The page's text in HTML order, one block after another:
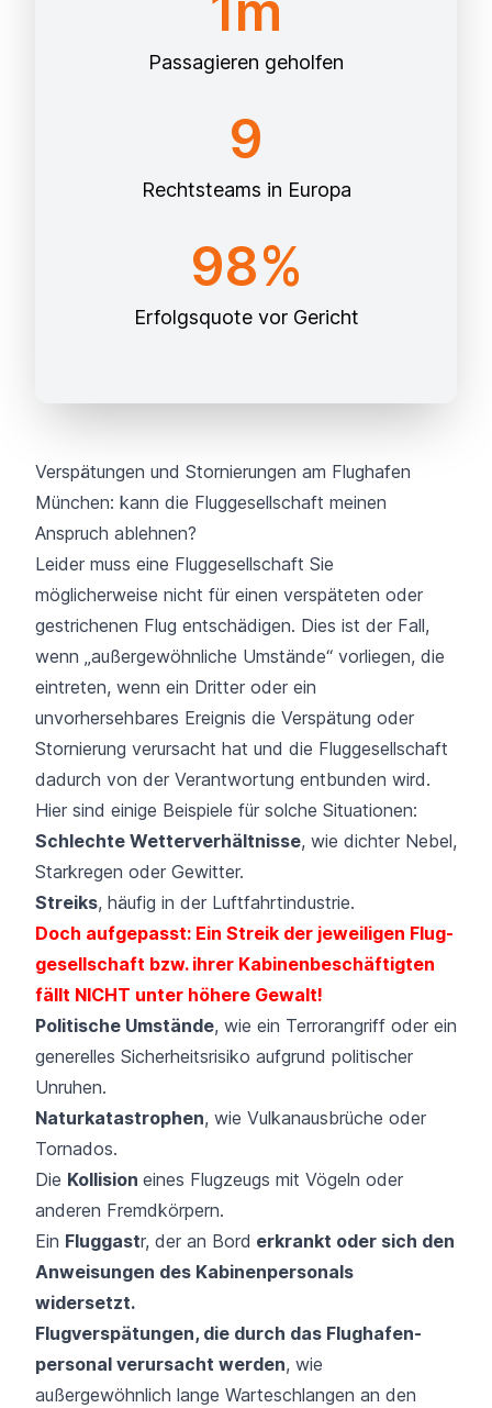
Passagieren geholfen
9
Rechtsteams in Europa
98%
Erfolgsquote vor Gericht
Verspätungen und Stornierungen am Flughafen
München: kann die Fluggesellschaft meinen
Anspruch ablehnen?
Leider muss eine Fluggesellschaft Sie
möglicherweise nicht für einen verspäteten oder
gestrichenen Flug entschädigen. Dies ist der Fall,
wenn „außergewöhnliche Umstände“ vorliegen, die
eintreten, wenn ein Dritter oder ein
unvorhersehbares Ereignis die Verspätung oder
Stornierung verursacht hat und die Fluggesellschaft
dadurch von der Verantwortung entbunden wird.
Hier sind einige Beispiele für solche Situationen:
Schlechte Wetterverhältnisse, wie dichter Nebel,
Starkregen oder Gewitter.
Streiks, häufig in der Luftfahrtindustrie.
Doch aufgepasst: Ein Streik der jeweiligen Flug­
gesellschaft bzw. ihrer Kabinen­beschäftigten
fällt NICHT unter höhere Gewalt!
Politische Umstände, wie ein Terrorangriff oder ein
generelles Sicherheitsrisiko aufgrund politischer
Unruhen.
Naturkatastrophen, wie Vulkanausbrüche oder
Tornados.
Die Kollision eines Flugzeugs mit Vögeln oder
anderen Fremdkörpern.
Ein Fluggastr, der an Bord erkrankt oder sich den
Anweisungen des Kabinen­personals
widersetzt.
Flugverspätungen, die durch das Flughafen­
personal verursacht werden, wie
außergewöhnlich lange Warte­schlangen an den